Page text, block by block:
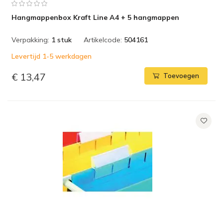
Hangmappenbox Kraft Line A4 + 5 hangmappen
Verpakking: 1 stuk Artikelcode: 504161
Levertijd 1-5 werkdagen
€ 13,47 Toevoegen